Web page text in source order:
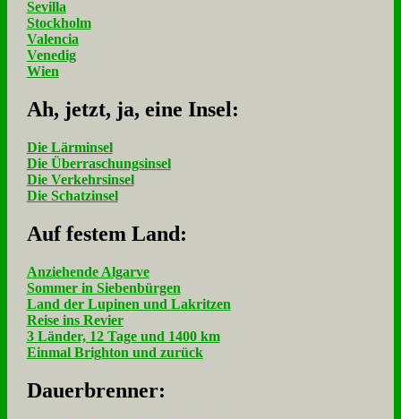
Sevilla
Stockholm
Valencia
Venedig
Wien
Ah, jetzt, ja, ei­ne In­sel:
Die Lärminsel
Die Überraschungsinsel
Die Verkehrsinsel
Die Schatzinsel
Auf fe­stem Land:
Anziehende Algarve
Sommer in Siebenbürgen
Land der Lupinen und Lakritzen
Reise ins Revier
3 Länder, 12 Tage und 1400 km
Einmal Brighton und zurück
Dau­er­bren­ner: